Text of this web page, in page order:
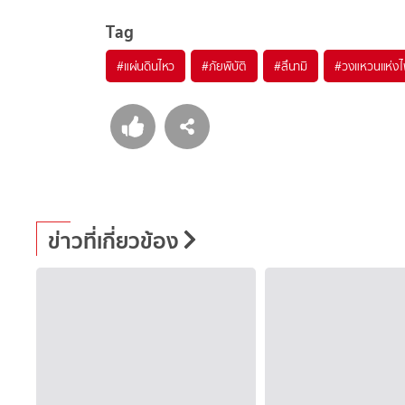
Tag
#แผ่นดินไหว #ภัยพิบัติ #สึนามิ #วงแหวนแห่ง
ข่าวที่เกี่ยวข้อง